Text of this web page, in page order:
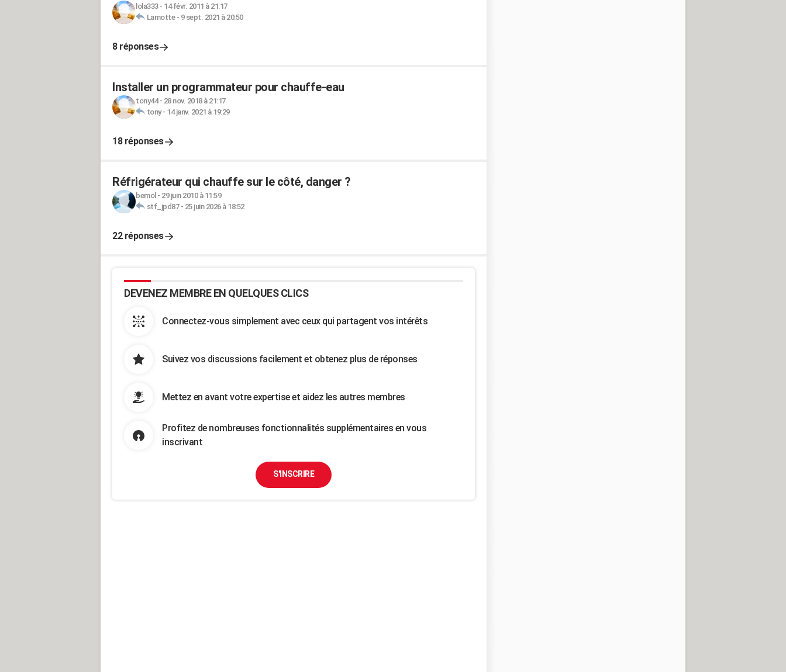
lola333- 14 févr. 2011 à 21:17
Lamotte- 9 sept. 2021 à 20:50
8 réponses
Installer un programmateur pour chauffe-eau
tony44- 28 nov. 2018 à 21:17
tony- 14 janv. 2021 à 19:29
18 réponses
Réfrigérateur qui chauffe sur le côté, danger ?
bemol - 29 juin 2010 à 11:59
stf_jpd87- 25 juin 2026 à 18:52
22 réponses
DEVENEZ MEMBRE EN QUELQUES CLICS
Connectez-vous simplement avec ceux qui partagent vos intérêts
Suivez vos discussions facilement et obtenez plus de réponses
Mettez en avant votre expertise et aidez les autres membres
Profitez de nombreuses fonctionnalités supplémentaires en vous
inscrivant
S'INSCRIRE